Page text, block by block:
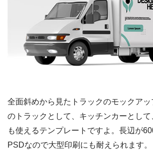
全面斜めから見たトラックのモックア
のトラックとして、キッチンカーとし
も使えるテンプレートですよ。長辺が
PSDなので大型印刷にも耐えられます。